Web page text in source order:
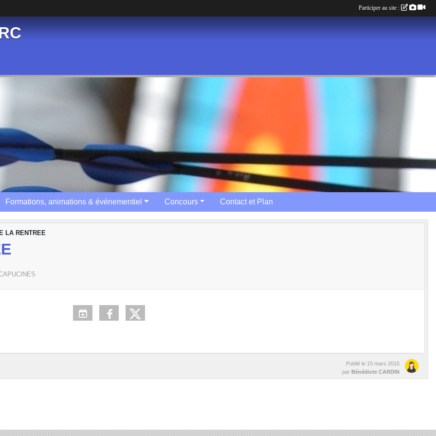
Formations, animations & événementiel Concours Contact et Plan
LA RENTREE
Publié le 15 mars 2015
par Bénédicte CARDIN
Participer au site :